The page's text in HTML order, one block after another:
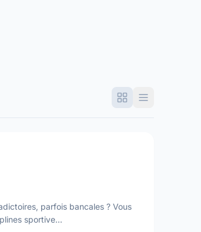
parfois bancales ? Vous
sportive...